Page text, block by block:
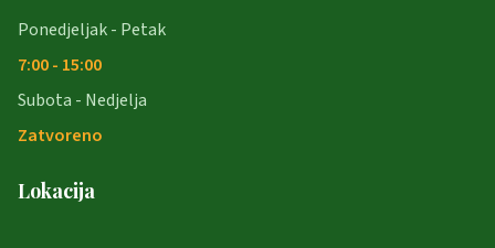
Ponedjeljak - Petak
7:00 - 15:00
Subota - Nedjelja
Zatvoreno
Lokacija